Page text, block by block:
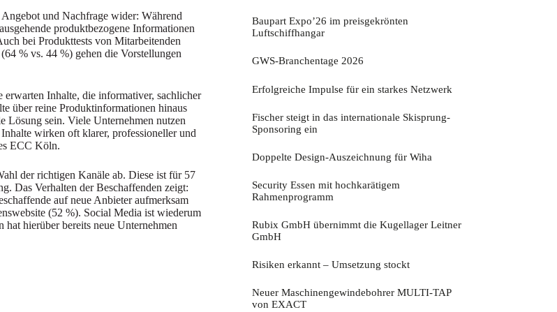
und Nachfrage wider: Während
produktbezogene Informationen
bei Produkttests von Mitarbeitenden
% vs. 44 %) gehen die Vorstellungen
erwarten Inhalte, die informativer, sachlicher
über reine Produktinformationen hinaus
Lösung sein. Viele Unternehmen nutzen
wirken oft klarer, professioneller und
ECC Köln.
der richtigen Kanäle ab. Diese ist für 57
Das Verhalten der Beschaffenden zeigt:
auf neue Anbieter aufmerksam
(52 %). Social Media ist wiederum
hierüber bereits neue Unternehmen
Baupart Expo’26 im preisgekrönten
Luftschiffhangar
GWS-Branchentage 2026
Erfolgreiche Impulse für ein starkes Netzwerk
Fischer steigt in das internationale Skisprung-
Sponsoring ein
Doppelte Design-Auszeichnung für Wiha
Security Essen mit hochkarätigem
Rahmenprogramm
Rubix GmbH übernimmt die Kugellager Leitner
GmbH
Risiken erkannt – Umsetzung stockt
Neuer Maschinengewindebohrer MULTI-TAP
von EXACT